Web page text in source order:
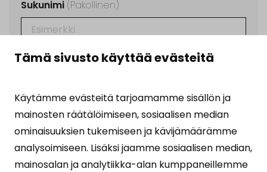
Tämä sivusto käyttää evästeitä
Käytämme evästeitä tarjoamamme sisällön ja
mainosten räätälöimiseen, sosiaalisen median
ominaisuuksien tukemiseen ja kävijämäärämme
analysoimiseen. Lisäksi jaamme sosiaalisen median,
mainosalan ja analytiikka-alan kumppaneillemme
Sukunimi (Pakollinen)
Sähköposti (Pakollinen)
Ehdot (Pakollinen)
Tilaamalla uutiskirjeen hyväksyt
henkilötietojesi käsittelyn
tietosuojalausekkeen
osoittamalla tavalla.